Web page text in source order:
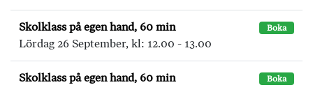
Skolklass på egen hand, 60 min Boka
Lördag 26 September, kl: 12.00 - 13.00
Skolklass på egen hand, 60 min Boka